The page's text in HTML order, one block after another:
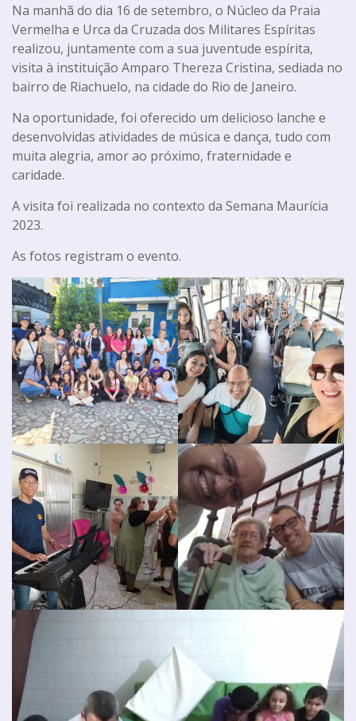
Na manhã do dia 16 de setembro, o Núcleo da Praia
Vermelha e Urca da Cruzada dos Militares Espíritas
realizou, juntamente com a sua juventude espírita,
visita à instituição Amparo Thereza Cristina, sediada no
bairro de Riachuelo, na cidade do Rio de Janeiro.
Na oportunidade, foi oferecido um delicioso lanche e
desenvolvidas atividades de música e dança, tudo com
muita alegria, amor ao próximo, fraternidade e
caridade.
A visita foi realizada no contexto da Semana Maurícia
2023.
As fotos registram o evento.